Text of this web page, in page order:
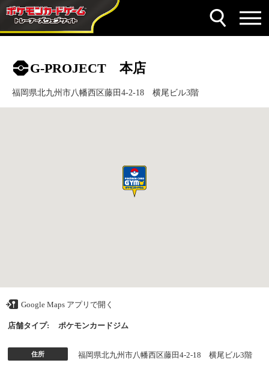
G-PROJECT 本店
福岡県北九州市八幡西区藤田4-2-18 横尾ビル3階
Google Maps アプリで開く
店舗タイプ: ポケモンカードジム
住所 福岡県北九州市八幡西区藤田4-2-18 横尾ビル3階